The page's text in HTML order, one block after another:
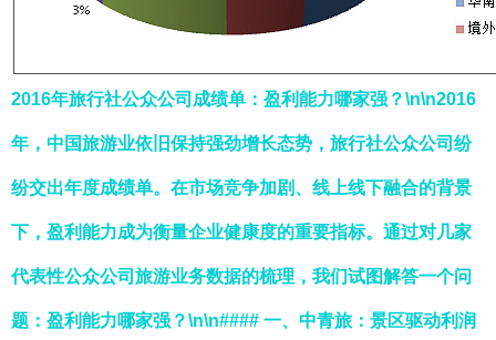
2016年旅行社公众公司成绩单：盈利能力哪家强？\n\n2016
年，中国旅游业依旧保持强劲增长态势，旅行社公众公司纷
纷交出年度成绩单。在市场竞争加剧、线上线下融合的背景
下，盈利能力成为衡量企业健康度的重要指标。通过对几家
代表性公众公司旅游业务数据的梳理，我们试图解答一个问
题：盈利能力哪家强？\n\n#### 一、中青旅：景区驱动利润